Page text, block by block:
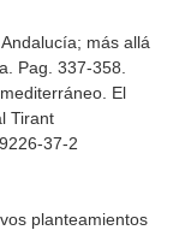
más allá
Pag. 337-358.
El
Tirant
37-2
planteamientos